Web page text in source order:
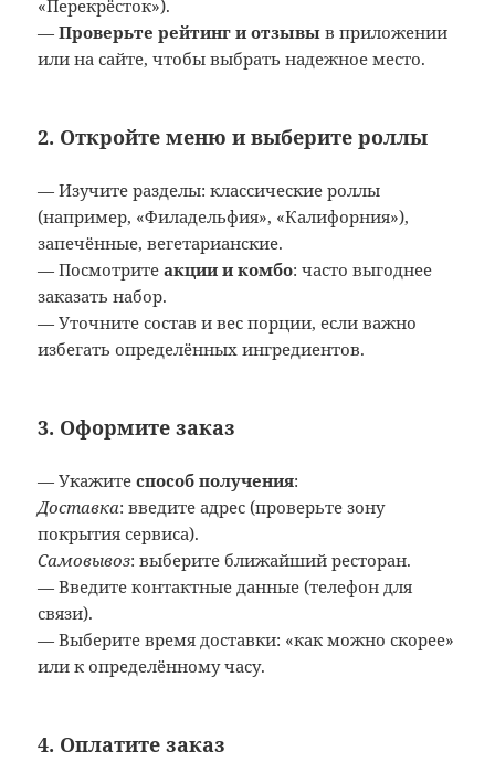
«Перекрёсток»).
—Проверьте рейтинг и отзывы в приложении
или на сайте, чтобы выбрать надежное место.
2. Откройте меню и выберите роллы
— Изучите разделы: классические роллы
(например, «Филадельфия», «Калифорния»),
запечённые, вегетарианские.
— Посмотритеакции и комбо: часто выгоднее
заказать набор.
— Уточните состав и вес порции, если важно
избегать определённых ингредиентов.
3. Оформите заказ
— Укажитеспособ получения:
Доставка: введите адрес (проверьте зону
покрытия сервиса).
Самовывоз: выберите ближайший ресторан.
— Введите контактные данные (телефон для
связи).
— Выберите время доставки: «как можно скорее»
или к определённому часу.
4. Оплатите заказ